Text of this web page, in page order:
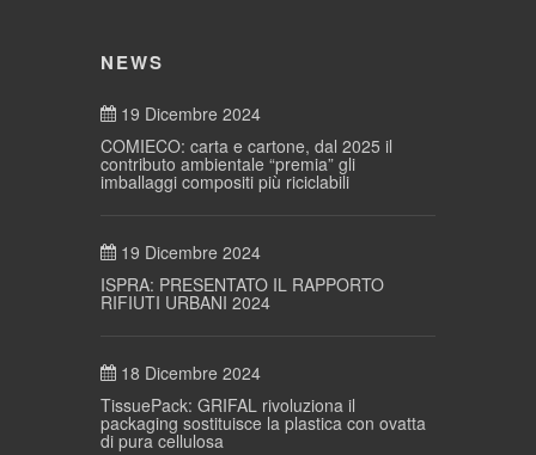
NEWS
19 Dicembre 2024
COMIECO: carta e cartone, dal 2025 il
contributo ambientale “premia” gli
imballaggi compositi più riciclabili
19 Dicembre 2024
ISPRA: PRESENTATO IL RAPPORTO
RIFIUTI URBANI 2024
18 Dicembre 2024
TissuePack: GRIFAL rivoluziona il
packaging sostituisce la plastica con ovatta
di pura cellulosa